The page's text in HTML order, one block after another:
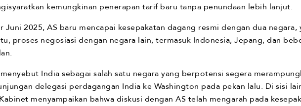
kemungkinan penerapan tarif baru tanpa penundaan lebih lanjut.
Juni 2025, AS baru mencapai kesepakatan dagang resmi dengan dua negara,
proses negosiasi dengan negara lain, termasuk Indonesia, Jepang, dan
India sebagai salah satu negara yang berpotensi segera
delegasi perdagangan India ke Washington pada pekan lalu. Di sisi
menyampaikan bahwa diskusi dengan AS telah mengarah pada